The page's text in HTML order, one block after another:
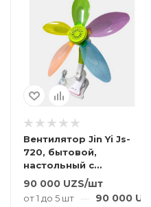
Вентилятор Jin Yi Js-
720, бытовой,
настольный с
прищепкой.
90 000 UZS/шт
от 1 до 5 шт 90 000UZS